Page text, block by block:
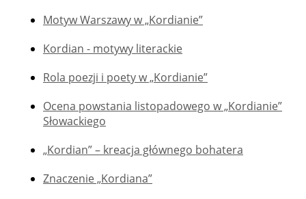
Motyw Warszawy w „Kordianie”
Kordian - motywy literackie
Rola poezji i poety w „Kordianie”
Ocena powstania listopadowego w „Kordianie”
Słowackiego
„Kordian” – kreacja głównego bohatera
Znaczenie „Kordiana”